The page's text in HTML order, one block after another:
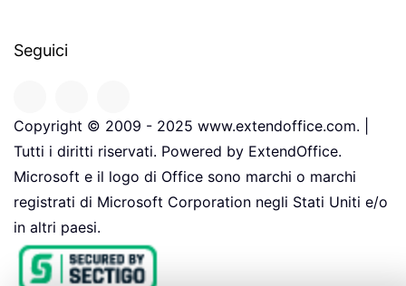
Seguici
Copyright © 2009 - 2025 www.extendoffice.com. |
Tutti i diritti riservati. Powered by ExtendOffice.
Microsoft e il logo di Office sono marchi o marchi
registrati di Microsoft Corporation negli Stati Uniti e/o
in altri paesi.